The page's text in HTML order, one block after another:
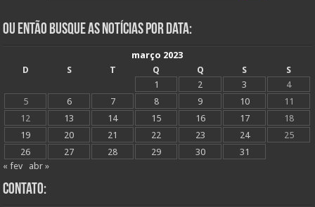
Ou Então Busque as Notícias Por Data:
março 2023
D
S T Q Q S
S
1
2 3
4
5
6 7 8 9 10
11
12
13 14 15 16 17
18
19
20 21 22 23 24
25
26
27 28 29 30
31
« fev
abr »
Contato: